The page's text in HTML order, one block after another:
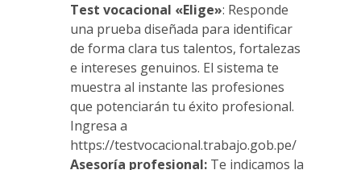
Test vocacional «Elige»: Responde
una prueba diseñada para identificar
de forma clara tus talentos, fortalezas
e intereses genuinos. El sistema te
muestra al instante las profesiones
que potenciarán tu éxito profesional.
Ingresa a
https://testvocacional.trabajo.gob.pe/
Asesoría profesional: Te indicamos la